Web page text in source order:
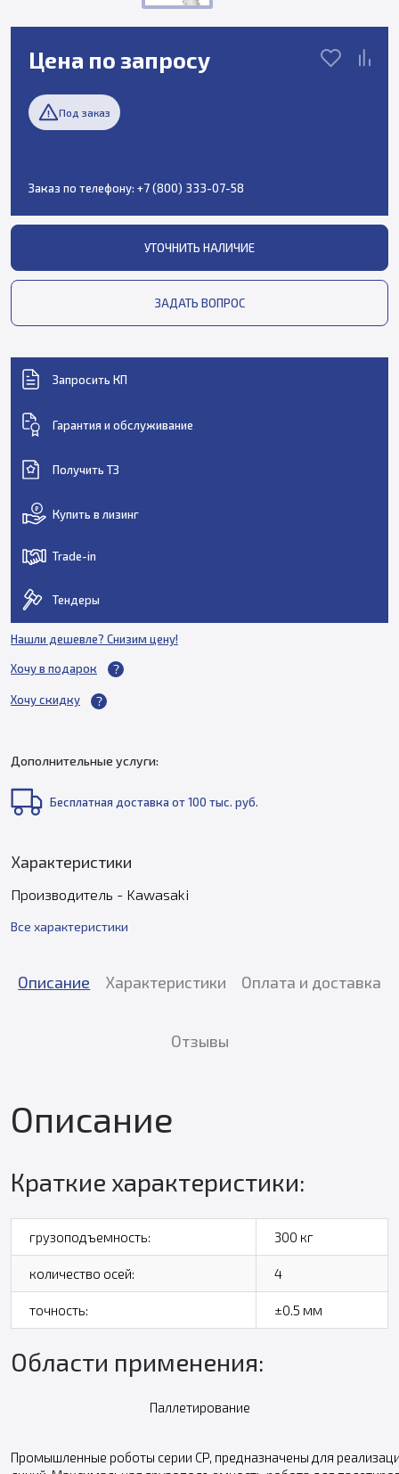
Цена по запросу
Под заказ
Заказ по телефону: +7 (800) 333-07-58
УТОЧНИТЬ НАЛИЧИЕ
ЗАДАТЬ ВОПРОС
Запросить КП
Гарантия и обслуживание
Получить ТЗ
Купить в лизинг
Trade-in
Тендеры
Нашли дешевле? Снизим цену!
Хочу в подарок
Хочу скидку
Дополнительные услуги:
Бесплатная доставка от 100 тыс. руб.
Характеристики
Производитель - Kawasaki
Все характеристики
Описание Характеристики Оплата и доставка
Отзывы
Описание
Краткие характеристики:
грузоподъемность: 300 кг
количество осей: 4
точность: ±0.5 мм
Области применения:
Паллетирование
Промышленные роботы серии CP, предназначены для